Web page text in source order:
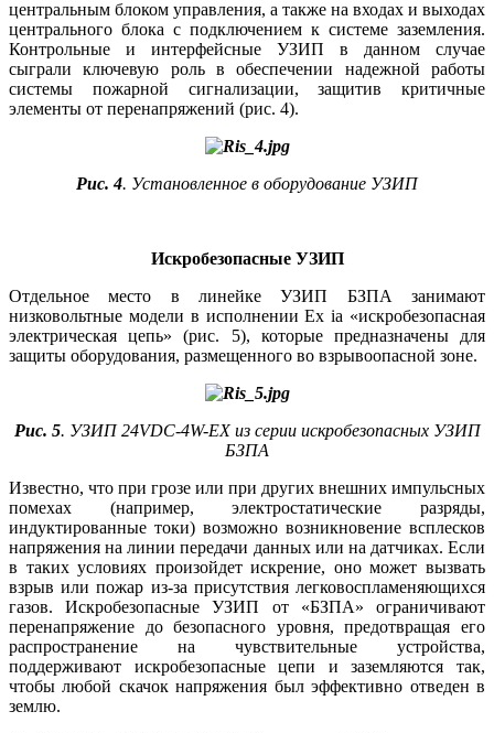
центральным блоком управления, а также на входах и выходах
центрального блока с подключением к системе заземления.
Контрольные и интерфейсные УЗИП в данном случае
сыграли ключевую роль в обеспечении надежной работы
системы пожарной сигнализации, защитив критичные
элементы от перенапряжений (рис. 4).
Рис. 4. Установленное в оборудование УЗИП
Искробезопасные УЗИП
Отдельное место в линейке УЗИП БЗПА занимают
низковольтные модели в исполнении Ex ia «искробезопасная
электрическая цепь» (рис. 5), которые предназначены для
защиты оборудования, размещенного во взрывоопасной зоне.
Рис. 5. УЗИП 24VDC‑4W-EX из серии искробезопасных УЗИП
БЗПА
Известно, что при грозе или при других внешних импульсных
помехах (например, электростатические разряды,
индуктированные то­ки) возможно возникновение всплесков
напряжения на линии передачи данных или на датчиках. Если
в таких условиях произойдет искрение, оно может вызвать
взрыв или пожар из-за присутствия легковоспламеняющихся
газов. Искробезопасные УЗИП от «БЗПА» ограничивают
перенапряжение до безопасного уровня, предотвращая его
распространение на чувствительные устройства,
поддерживают искробезопасные це­пи и заземляются так,
чтобы любой скачок напряжения был эффективно отведен в
землю.